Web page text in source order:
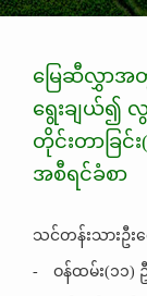
မြေဆီလွှာအ
ရွေးချယ်၍
တိုင်းတာခြင်း
အစီရင်ခံစာ
သင်တန်းသားဦး
- ဝန်ထမ်း(၁၁) ဦ